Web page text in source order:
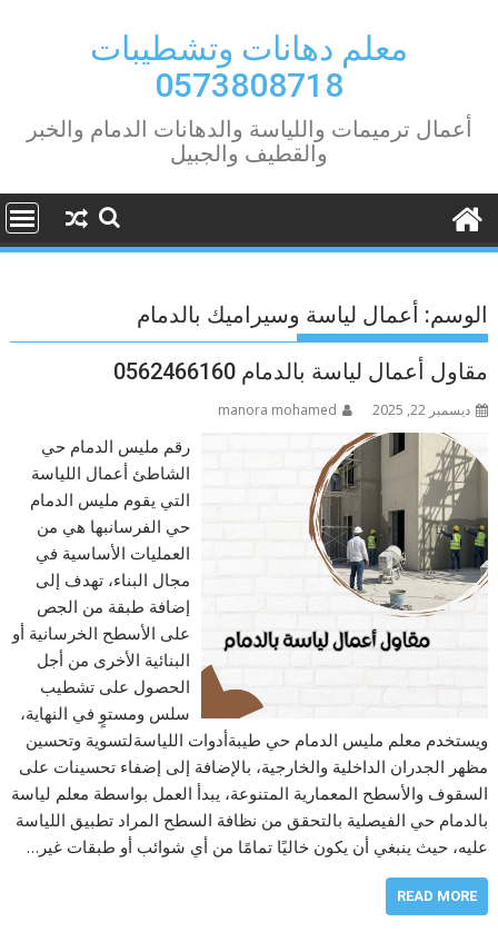
معلم دهانات وتشطيبات
0573808718
أعمال ترميمات واللياسة والدهانات الدمام والخبر
والقطيف والجبيل
الوسم: أعمال لياسة وسيراميك بالدمام
مقاول أعمال لياسة بالدمام 0562466160
ديسمبر 22, 2025 manora mohamed
رقم مليس الدمام حي
الشاطئ أعمال اللياسة
التي يقوم مليس الدمام
حي الفرسانبها هي من
العمليات الأساسية في
مجال البناء، تهدف إلى
إضافة طبقة من الجص
على الأسطح الخرسانية أو
البنائية الأخرى من أجل
الحصول على تشطيب
سلس ومستوٍ في النهاية،
ويستخدم معلم مليس الدمام حي طيبةأدوات اللياسةلتسوية وتحسين
مظهر الجدران الداخلية والخارجية، بالإضافة إلى إضفاء تحسينات على
السقوف والأسطح المعمارية المتنوعة، يبدأ العمل بواسطة معلم لياسة
بالدمام حي الفيصلية بالتحقق من نظافة السطح المراد تطبيق اللياسة
عليه، حيث ينبغي أن يكون خاليًا تمامًا من أي شوائب أو طبقات غير…
READ MORE